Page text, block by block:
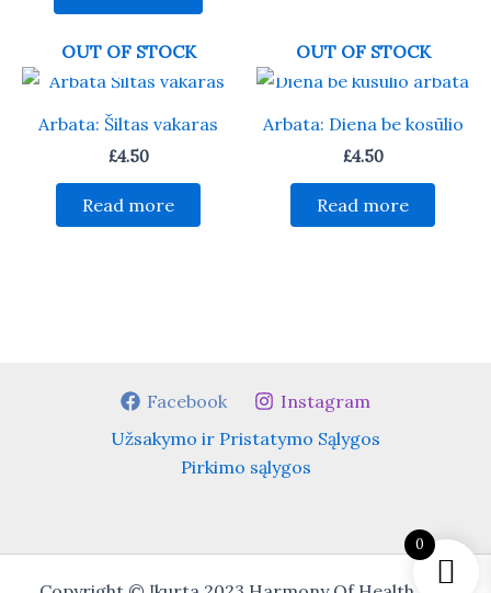
OUT OF STOCK
Arbata: Šiltas vakaras
£4.50
Read more
OUT OF STOCK
Arbata: Diena be kosūlio
£4.50
Read more
Facebook
Instagram
Užsakymo ir Pristatymo Sąlygos
Pirkimo sąlygos
0